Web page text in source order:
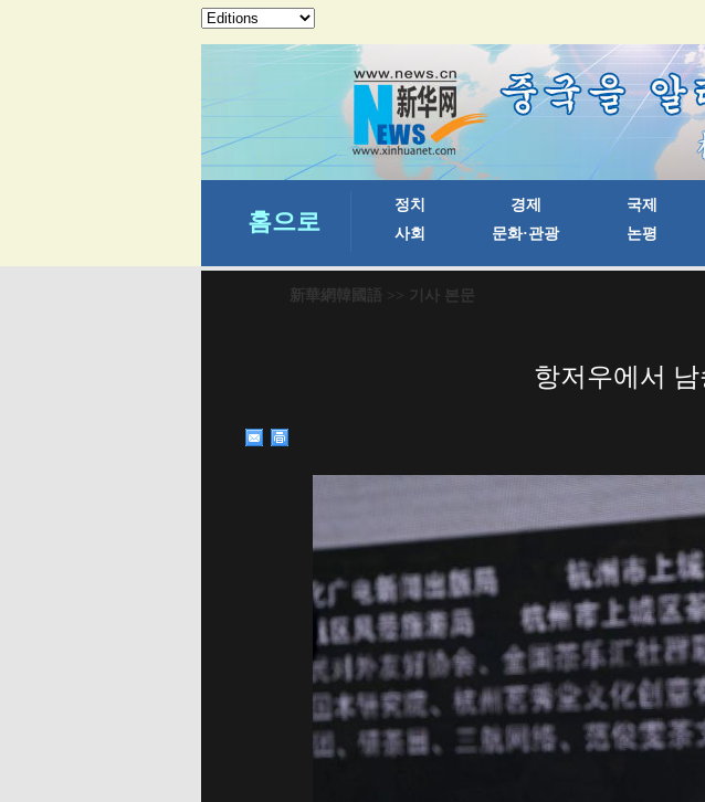
新華網韓國語 >> 기사 본문
항저우에서